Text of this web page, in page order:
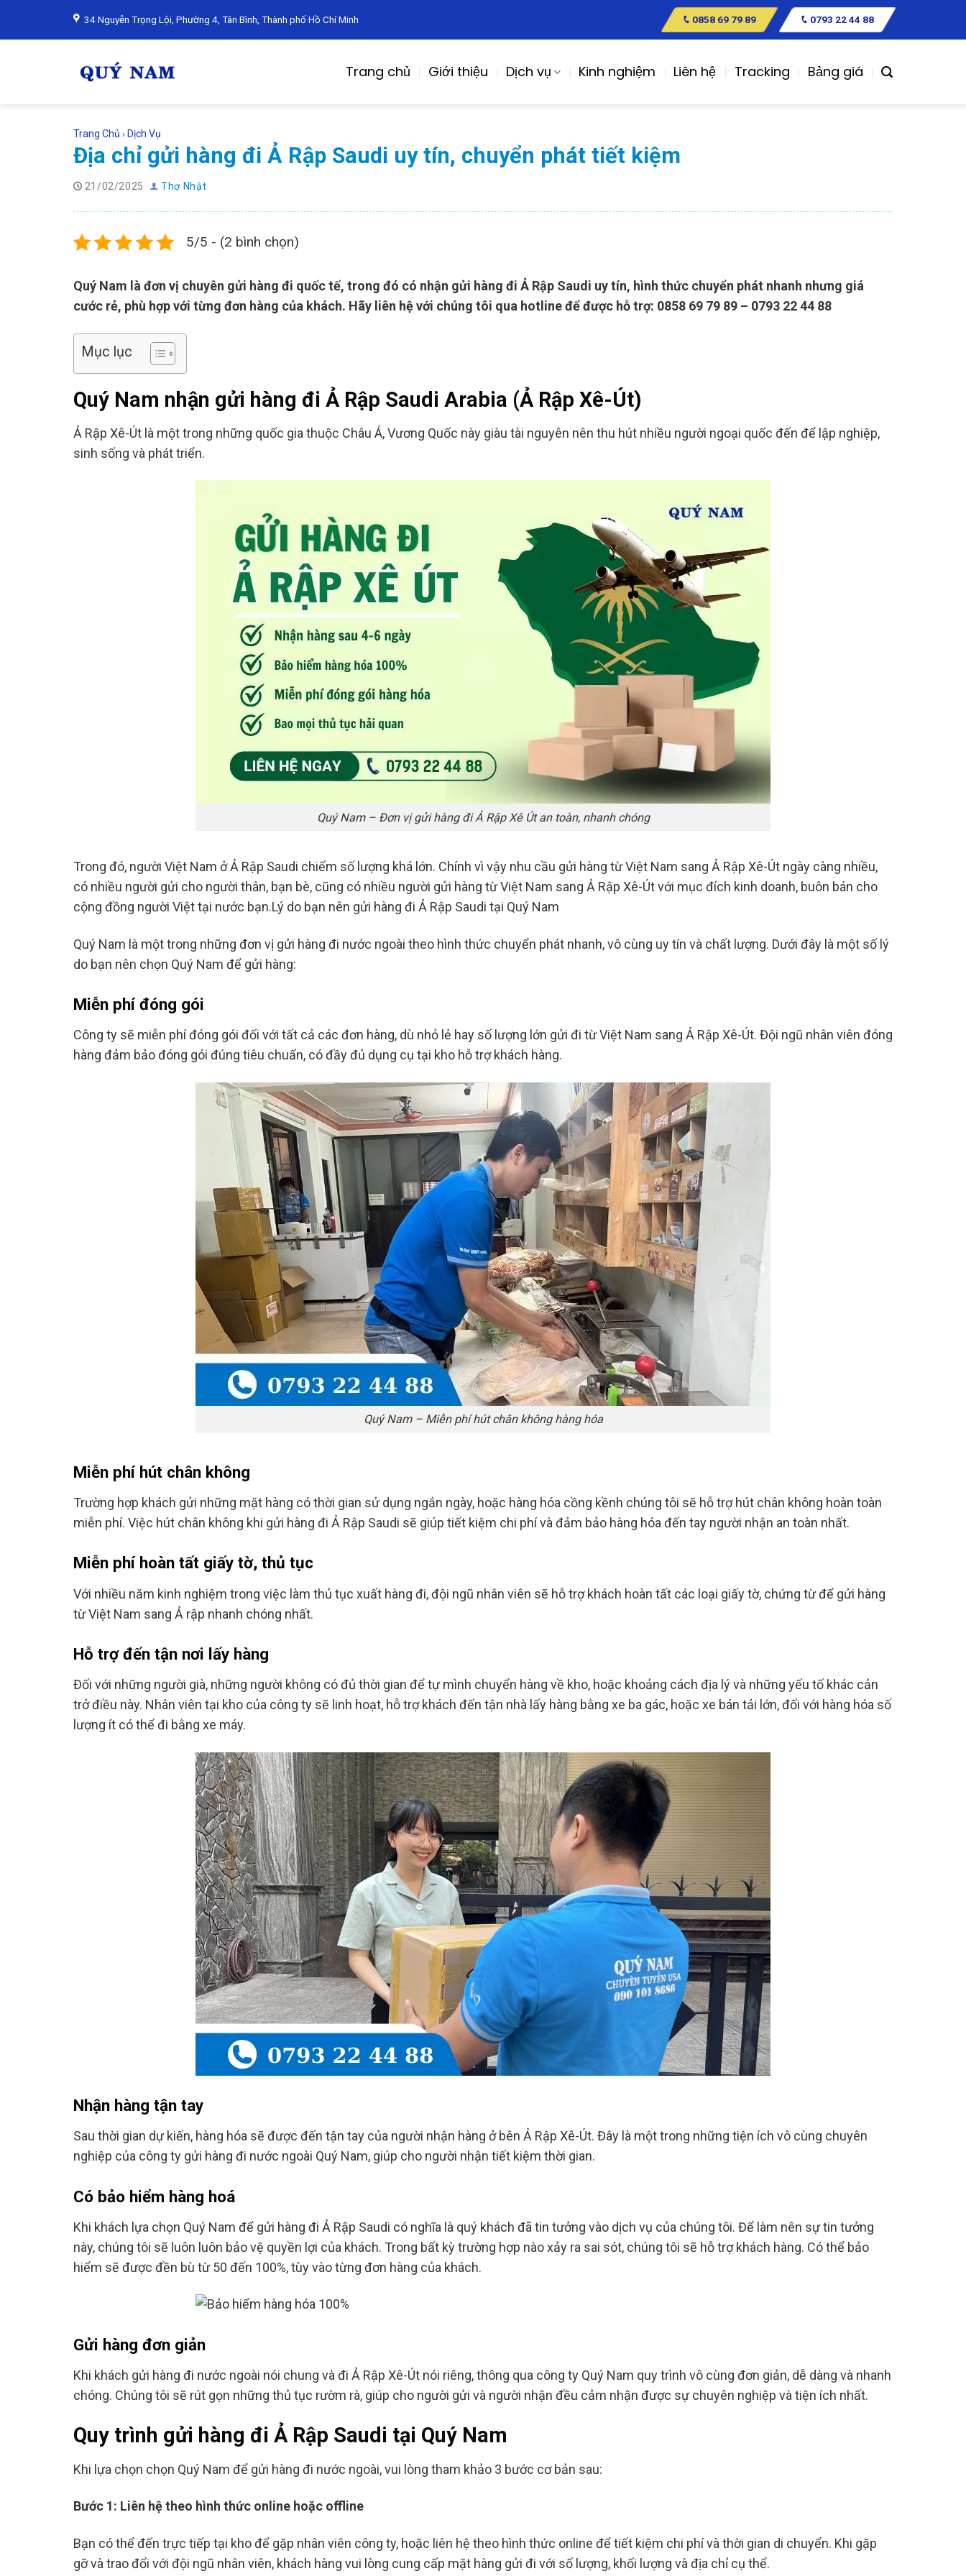
34 Nguyễn Trọng Lội, Phường 4, Tân Bình, Thành phố Hồ Chí Minh 0858 69 79 89 0793 22 44 88
Trang chủ Giới thiệu Dịch vụ Kinh nghiệm Liên hệ Tracking Bảng giá
Trang Chủ › Dịch Vụ
Địa chỉ gửi hàng đi Ả Rập Saudi uy tín, chuyển phát tiết kiệm
21/02/2025 Thơ Nhật
5/5 - (2 bình chọn)
Quý Nam là đơn vị chuyên gửi hàng đi quốc tế, trong đó có nhận gửi hàng đi Ả Rập Saudi uy tín, hình thức chuyển phát nhanh nhưng giá
cước rẻ, phù hợp với từng đơn hàng của khách. Hãy liên hệ với chúng tôi qua hotline để được hỗ trợ: 0858 69 79 89 – 0793 22 44 88
Mục lục
Quý Nam nhận gửi hàng đi Ả Rập Saudi Arabia (Ả Rập Xê-Út)
Ả Rập Xê-Út là một trong những quốc gia thuộc Châu Á, Vương Quốc này giàu tài nguyên nên thu hút nhiều người ngoại quốc đến để lập nghiệp,
sinh sống và phát triển.
Quý Nam – Đơn vị gửi hàng đi Ả Rập Xê Út an toàn, nhanh chóng
Trong đó, người Việt Nam ở Ả Rập Saudi chiếm số lượng khá lớn. Chính vì vậy nhu cầu gửi hàng từ Việt Nam sang Ả Rập Xê-Út ngày càng nhiều,
có nhiều người gửi cho người thân, bạn bè, cũng có nhiều người gửi hàng từ Việt Nam sang Ả Rập Xê-Út với mục đích kinh doanh, buôn bán cho
cộng đồng người Việt tại nước bạn.Lý do bạn nên gửi hàng đi Ả Rập Saudi tại Quý Nam
Quý Nam là một trong những đơn vị gửi hàng đi nước ngoài theo hình thức chuyển phát nhanh, vô cùng uy tín và chất lượng. Dưới đây là một số lý
do bạn nên chọn Quý Nam để gửi hàng:
Miễn phí đóng gói
Công ty sẽ miễn phí đóng gói đối với tất cả các đơn hàng, dù nhỏ lẻ hay số lượng lớn gửi đi từ Việt Nam sang Ả Rập Xê-Út. Đội ngũ nhân viên đóng
hàng đảm bảo đóng gói đúng tiêu chuẩn, có đầy đủ dụng cụ tại kho hỗ trợ khách hàng.
Quý Nam – Miễn phí hút chân không hàng hóa
Miễn phí hút chân không
Trường hợp khách gửi những mặt hàng có thời gian sử dụng ngắn ngày, hoặc hàng hóa cồng kềnh chúng tôi sẽ hỗ trợ hút chân không hoàn toàn
miễn phí. Việc hút chân không khi gửi hàng đi Ả Rập Saudi sẽ giúp tiết kiệm chi phí và đảm bảo hàng hóa đến tay người nhận an toàn nhất.
Miễn phí hoàn tất giấy tờ, thủ tục
Với nhiều năm kinh nghiệm trong việc làm thủ tục xuất hàng đi, đội ngũ nhân viên sẽ hỗ trợ khách hoàn tất các loại giấy tờ, chứng từ để gửi hàng
từ Việt Nam sang Ả rập nhanh chóng nhất.
Hỗ trợ đến tận nơi lấy hàng
Đối với những người già, những người không có đủ thời gian để tự mình chuyển hàng về kho, hoặc khoảng cách địa lý và những yếu tố khác cản
trở điều này. Nhân viên tại kho của công ty sẽ linh hoạt, hỗ trợ khách đến tận nhà lấy hàng bằng xe ba gác, hoặc xe bán tải lớn, đối với hàng hóa số
lượng ít có thể đi bằng xe máy.
Nhận hàng tận tay
Sau thời gian dự kiến, hàng hóa sẽ được đến tận tay của người nhận hàng ở bên Ả Rập Xê-Út. Đây là một trong những tiện ích vô cùng chuyên
nghiệp của công ty gửi hàng đi nước ngoài Quý Nam, giúp cho người nhận tiết kiệm thời gian.
Có bảo hiểm hàng hoá
Khi khách lựa chọn Quý Nam để gửi hàng đi Ả Rập Saudi có nghĩa là quý khách đã tin tưởng vào dịch vụ của chúng tôi. Để làm nên sự tin tưởng
này, chúng tôi sẽ luôn luôn bảo vệ quyền lợi của khách. Trong bất kỳ trường hợp nào xảy ra sai sót, chúng tôi sẽ hỗ trợ khách hàng. Có thể bảo
hiểm sẽ được đền bù từ 50 đến 100%, tùy vào từng đơn hàng của khách.
Gửi hàng đơn giản
Khi khách gửi hàng đi nước ngoài nói chung và đi Ả Rập Xê-Út nói riêng, thông qua công ty Quý Nam quy trình vô cùng đơn giản, dễ dàng và nhanh
chóng. Chúng tôi sẽ rút gọn những thủ tục rườm rà, giúp cho người gửi và người nhận đều cảm nhận được sự chuyên nghiệp và tiện ích nhất.
Quy trình gửi hàng đi Ả Rập Saudi tại Quý Nam
Khi lựa chọn chọn Quý Nam để gửi hàng đi nước ngoài, vui lòng tham khảo 3 bước cơ bản sau:
Bước 1: Liên hệ theo hình thức online hoặc offline
Bạn có thể đến trực tiếp tại kho để gặp nhân viên công ty, hoặc liên hệ theo hình thức online để tiết kiệm chi phí và thời gian di chuyển. Khi gặp
gỡ và trao đổi với đội ngũ nhân viên, khách hàng vui lòng cung cấp mặt hàng gửi đi với số lượng, khối lượng và địa chỉ cụ thể.